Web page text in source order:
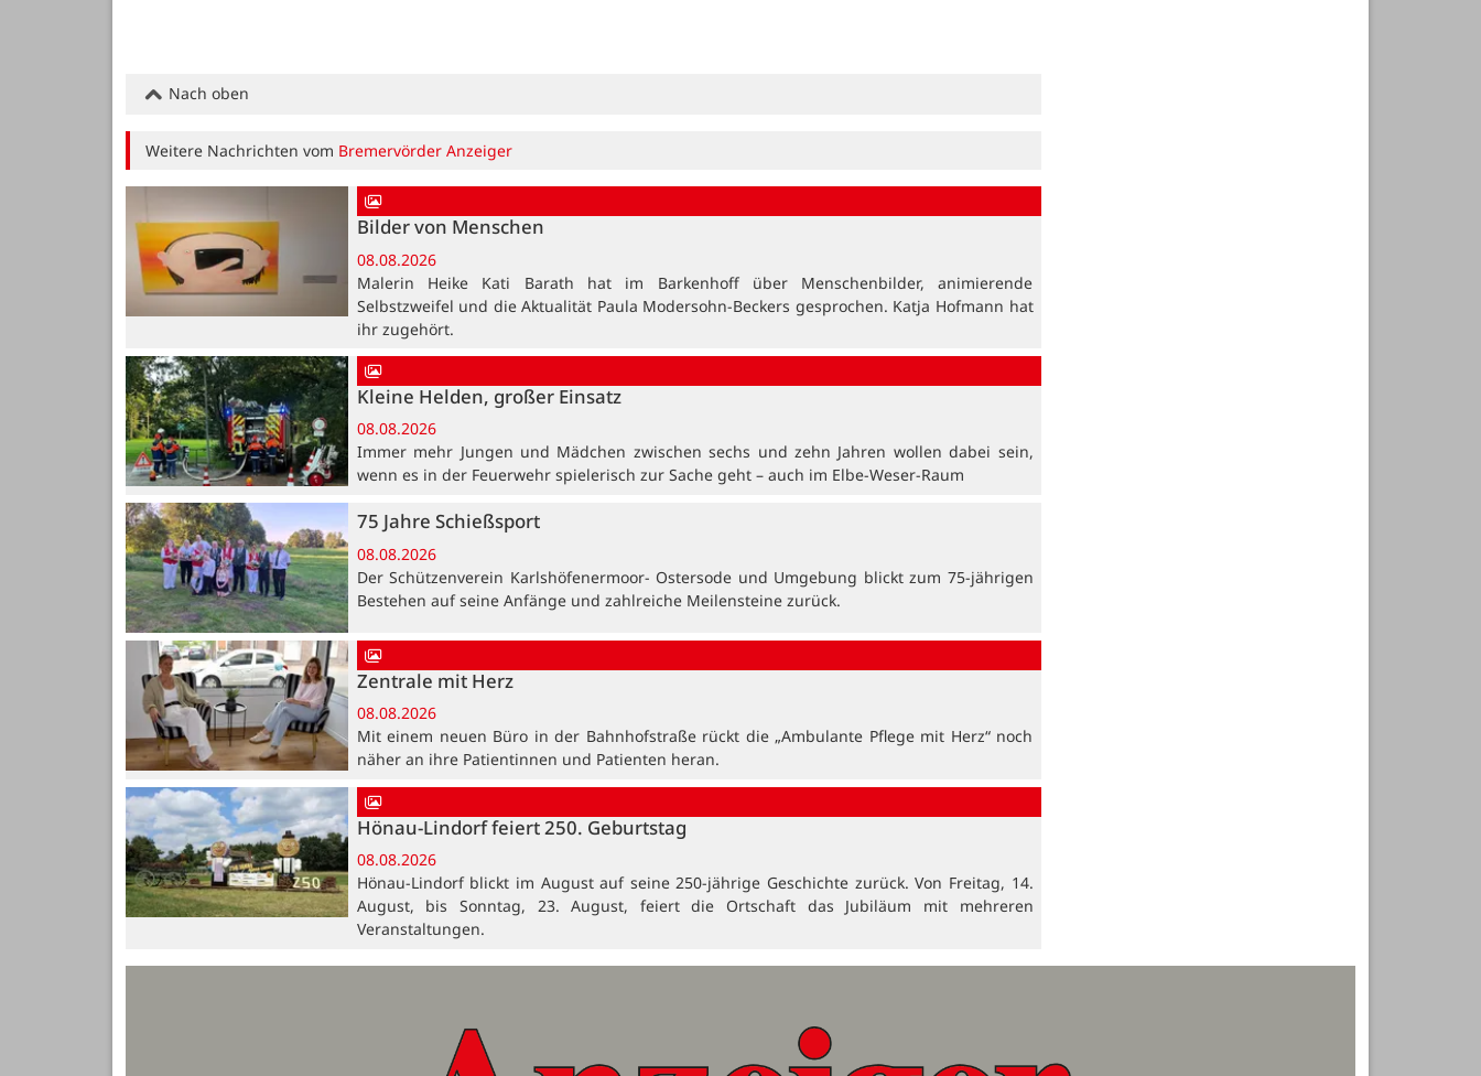
Nach oben
Weitere Nachrichten vom Bremervörder Anzeiger
Bilder von Menschen
08.08.2026
Malerin Heike Kati Barath hat im Barkenhoff über Menschenbilder, animierende
Selbstzweifel und die Aktualität Paula Modersohn-Beckers gesprochen. Katja Hofmann hat
ihr zugehört.
Kleine Helden, großer Einsatz
08.08.2026
Immer mehr Jungen und Mädchen zwischen sechs und zehn Jahren wollen dabei sein,
wenn es in der Feuerwehr spielerisch zur Sache geht – auch im Elbe-Weser-Raum
75 Jahre Schießsport
08.08.2026
Der Schützenverein Karlshöfenermoor- Ostersode und Umgebung blickt zum 75-jährigen
Bestehen auf seine Anfänge und zahlreiche Meilensteine zurück.
Zentrale mit Herz
08.08.2026
Mit einem neuen Büro in der Bahnhofstraße rückt die „Ambulante Pflege mit Herz“ noch
näher an ihre Patientinnen und Patienten heran.
Hönau-Lindorf feiert 250. Geburtstag
08.08.2026
Hönau-Lindorf blickt im August auf seine 250-jährige Geschichte zurück. Von Freitag, 14.
August, bis Sonntag, 23. August, feiert die Ortschaft das Jubiläum mit mehreren
Veranstaltungen.